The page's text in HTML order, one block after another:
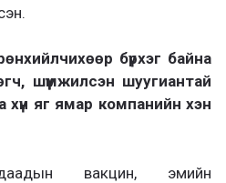
бүрхэг байна
шүүмжилсэн шуугиантай
яг ямар компанийн хэн
вакцин, эмийн